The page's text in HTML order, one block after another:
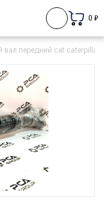
0 ₽
передний cat caterpillar